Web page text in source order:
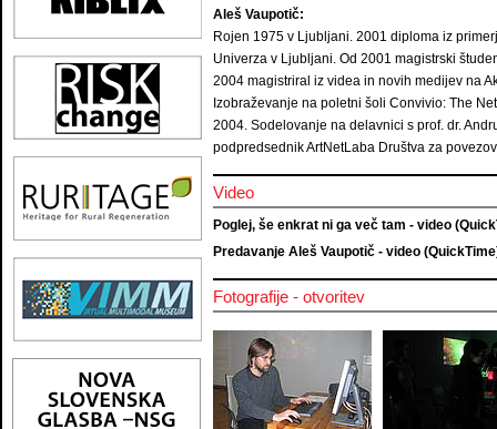
Aleš Vaupotič:
Rojen 1975 v Ljubljani. 2001 diploma iz
Univerza v Ljubljani. Od 2001 magistrski
2004 magistriral iz videa in novih medijev na
Izobraževanje na poletni šoli Convivio: The
2004. Sodelovanje na delavnici s prof. dr.
podpredsednik ArtNetLaba Društva za
Video
Poglej, še enkrat ni ga več tam - video
Predavanje Aleš Vaupotič - video
Fotografije - otvoritev